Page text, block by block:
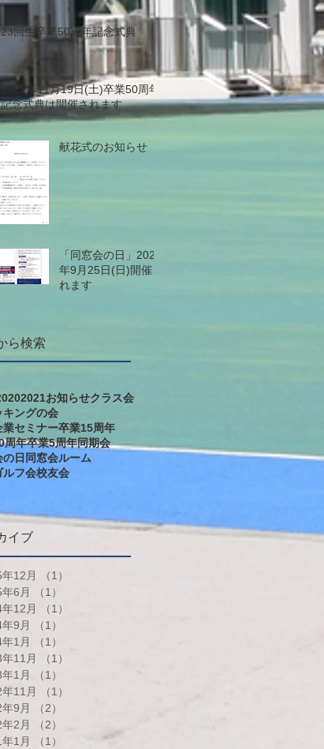
23回生卒業50周年記念式典
2022年11月19日(土)卒業50周年
記念式典は開催されます
献花式のお知らせ
「同窓会の日」2022
年9月25日(日)開催さ
れます
ら検索
2021お知らせクラス会
キングの会
業セミナー卒業15周年
周年卒業5周年同期会
の日 同窓会ルーム
ルフ会校友会
イブ
12月 （1）
6月
（1）
12月
（1）
9月
（1）
1月
（1）
11月
（1）
1月
（1）
11月
（1）
9月
（2）
2月
（2）
1月
（1） 1件の記事